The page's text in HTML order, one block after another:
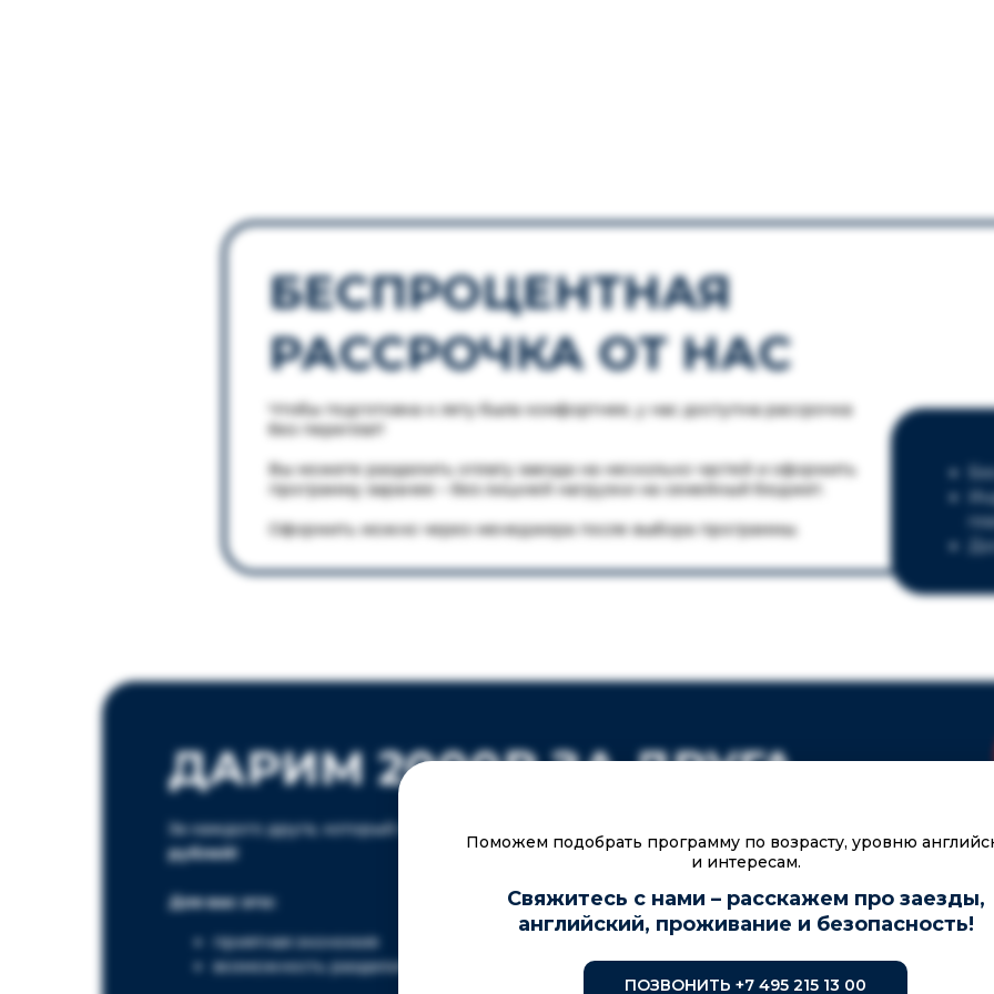
БЕСПРОЦЕНТНАЯ
РАССРОЧКА ОТ НАС
Чтобы подготовка к лету была комфортнее, у нас доступна рассрочка
без переплат!
Вы можете разделить оплату заезда на несколько частей и оформить
программу заранее – без лишней нагрузки на семейный бюджет.
Оформить можно через менеджера после выбора программы.
ДАРИМ 2000₽ ЗА ДРУГА
За каждого друга, который приедет по вашей рекомендации, вы получаете бонус —
рублей!
Для вас это:
приятная экономия
возможность разделить скидку с другом
Свяжитесь с нами – расскажем про заезды,
английский, проживание и безопасность!
Поможем подобрать программу по возрасту, уровню
и интересам.
ПОЗВОНИТЬ +7 495 215 13 00